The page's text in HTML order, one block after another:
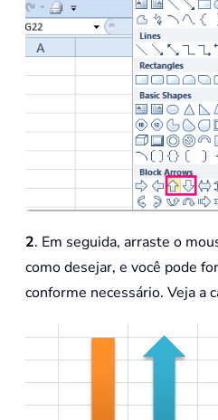
2. Em seguida, arraste o
como desejar, e você pode
conforme necessário. Veja a